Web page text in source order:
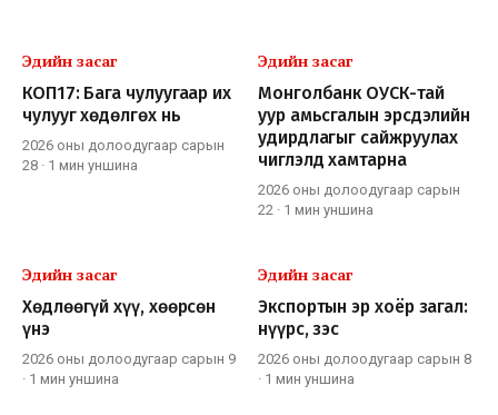
Эдийн засаг
КОП17: Бага чулуугаар их
чулууг хөдөлгөх нь
2026 оны долоодугаар сарын
28 · 1 мин уншина
Эдийн засаг
Монголбанк ОУСК-тай
уур амьсгалын эрсдэлийн
удирдлагыг сайжруулах
чиглэлд хамтарна
2026 оны долоодугаар сарын
22 · 1 мин уншина
Эдийн засаг
Хөдлөөгүй хүү, хөөрсөн
үнэ
2026 оны долоодугаар сарын 9
· 1 мин уншина
Эдийн засаг
Экспортын эр хоёр загал:
нүүрс, зэс
2026 оны долоодугаар сарын 8
· 1 мин уншина